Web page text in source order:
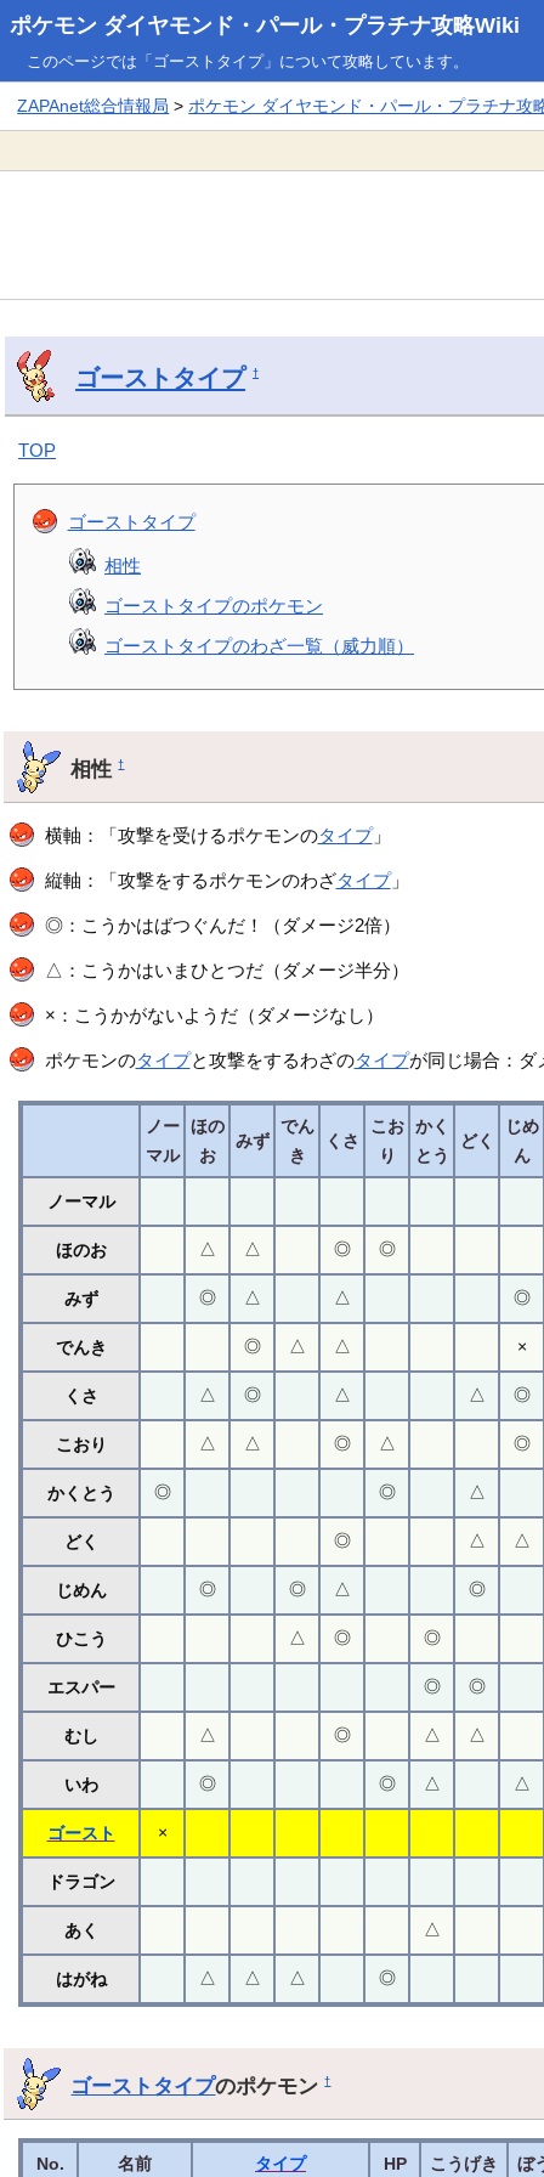
ポケモン ダイヤモンド・パール・プラチナ攻略Wiki
このページでは「ゴーストタイプ」について攻略しています。
ZAPAnet総合情報局 >ポケモン ダイヤモンド・パール・プラチナ攻
ゴーストタイプ †
TOP
ゴーストタイプ
相性
ゴーストタイプのポケモン
ゴーストタイプのわざ一覧（威力順）
相性†
横軸：「攻撃を受けるポケモンのタイプ」
縦軸：「攻撃をするポケモンのわざタイプ」
◎：こうかはばつぐんだ！（ダメージ2倍）
△：こうかはいまひとつだ（ダメージ半分）
×：こうかがないようだ（ダメージなし）
ポケモンのタイプと攻撃をするわざのタイプが同じ場合：ダ
ノー
マル
ほの
お
みず
でん
き
くさ
こお
り
かく
とう
どく
じめ
ん
ノーマル
ほのお △ △ ◎ ◎
みず ◎ △ △ ◎
でんき ◎ △ △ ×
くさ △ ◎ △ △ ◎
こおり △ △ ◎ △ ◎
かくとう ◎ ◎ △
どく ◎ △ △
じめん ◎ ◎ △ ◎
ひこう △ ◎ ◎
エスパー ◎ ◎
むし △ ◎ △ △
いわ ◎ ◎ △ △
ゴースト ×
ドラゴン
あく △
はがね △ △ △ ◎
ゴーストタイプのポケモン†
No. 名前 タイプ HP こうげき ぼ